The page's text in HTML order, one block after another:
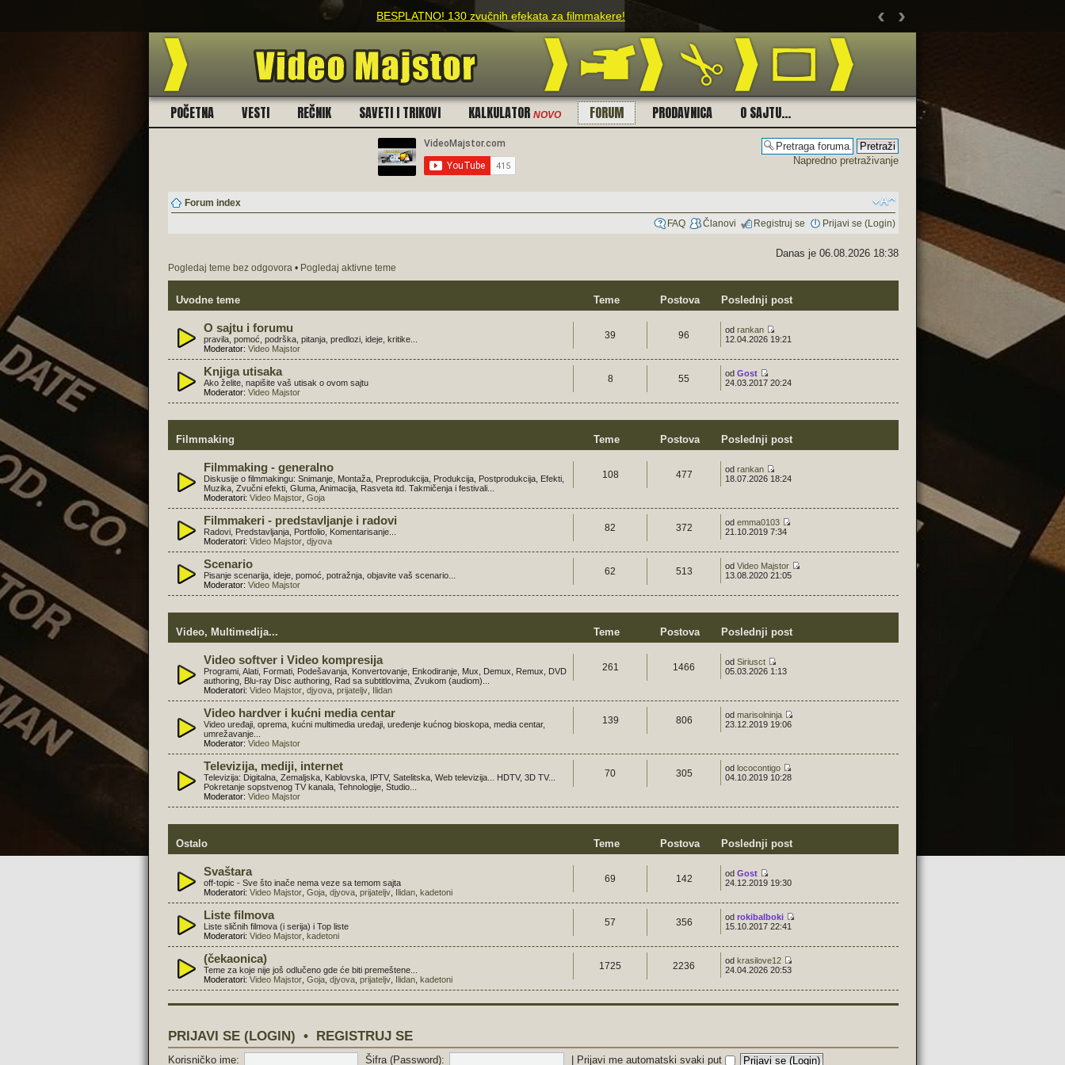
BESPLATNO! 130 zvučnih efekata za filmmakere! ‹ ›
POČETNA VESTI REČNIK SAVETI I TRIKOVI KALKULATOR NOVO FORUM PRODAVNICA O SAJTU...
Napredno pretraživanje
Forum index
FAQ
Članovi Registruj se Prijavi se (Login)
Danas je 06.08.2026 18:38
Pogledaj teme bez odgovora • Pogledaj aktivne teme
Uvodne teme Teme Postova Poslednji post
O sajtu i forumu
pravila, pomoć, podrška, pitanja, predlozi, ideje, kritike...
Moderator: Video Majstor
39 96 odrankan
12.04.2026 19:21
Knjiga utisaka
Ako želite, napišite vaš utisak o ovom sajtu
Moderator: Video Majstor
8 55 odGost
24.03.2017 20:24
Filmmaking Teme Postova Poslednji post
Filmmaking - generalno
Diskusije o filmmakingu: Snimanje, Montaža, Preprodukcija, Produkcija, Postprodukcija, Efekti,
Muzika, Zvučni efekti, Gluma, Animacija, Rasveta itd. Takmičenja i festivali...
Moderatori: Video Majstor Goja
108 477 odrankan
18.07.2026 18:24
Filmmakeri - predstavljanje i radovi
Radovi, Predstavljanja, Portfolio, Komentarisanje...
Moderatori: Video Majstor djyova
82 372 odemma0103
21.10.2019 7:34
Scenario
Pisanje scenarija, ideje, pomoć, potražnja, objavite vaš scenario...
Moderator: Video Majstor
62 513 odVideo Majstor
13.08.2020 21:05
Video, Multimedija... Teme Postova Poslednji post
Video softver i Video kompresija
Programi, Alati, Formati, Podešavanja, Konvertovanje, Enkodiranje, Mux, Demux, Remux, DVD
authoring, Blu-ray Disc authoring, Rad sa subtitlovima, Zvukom (audiom)...
Moderatori: Video Majstor djyova prijateljv Ilidan
261 1466 odSiriusct
05.03.2026 1:13
Video hardver i kućni media centar
Video uređaji, oprema, kućni multimedia uređaji, uređenje kućnog bioskopa, media centar,
umrežavanje...
Moderator: Video Majstor
139 806 odmarisolninja
23.12.2019 19:06
Televizija, mediji, internet
Televizija: Digitalna, Zemaljska, Kablovska, IPTV, Satelitska, Web televizija... HDTV, 3D TV...
Pokretanje sopstvenog TV kanala, Tehnologije, Studio...
Moderator: Video Majstor
70 305 odlococontigo
04.10.2019 10:28
Ostalo Teme Postova Poslednji post
Svaštara
off-topic - Sve što inače nema veze sa temom sajta
Moderatori: Video Majstor Goja djyova prijateljv Ilidan kadetoni
69 142 odGost
24.12.2019 19:30
Liste filmova
Liste sličnih filmova (i serija) i Top liste
Moderatori: Video Majstor kadetoni
57 356 odrokibalboki
15.10.2017 22:41
(čekaonica)
Teme za koje nije još odlučeno gde će biti premeštene...
Moderatori: Video Majstor Goja djyova prijateljv Ilidan kadetoni
1725 2236 odkrasilove12
24.04.2026 20:53
PRIJAVI SE (LOGIN) • REGISTRUJ SE
Korisničko ime: Šifra (Password): Prijavi me automatski svaki put